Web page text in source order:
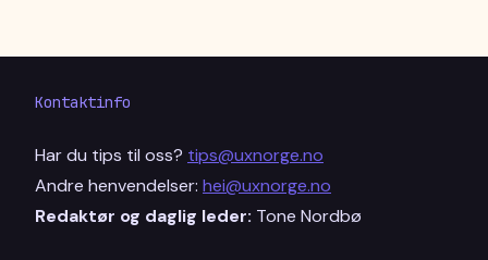
Kontaktinfo
Har du tips til oss? tips@uxnorge.no
Andre henvendelser: hei@uxnorge.no
Redaktør og daglig leder: Tone Nordbø